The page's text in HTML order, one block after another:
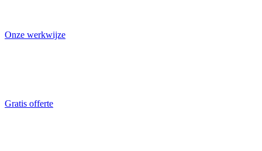
Onze werkwijze
Gratis offerte